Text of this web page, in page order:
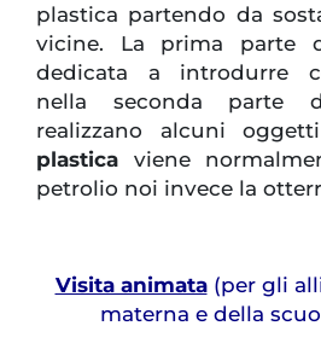
plastica partendo da
vicine. La prima parte
dedicata a introdurre
nella seconda parte
realizzano alcuni
plastica viene
petrolio noi invece la
Visita animata (per gli
materna e della